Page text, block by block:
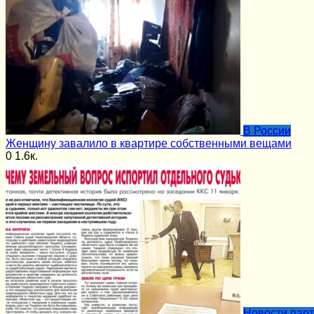
В России
Женщину завалило в квартире собственными вещами
0 1.6к.